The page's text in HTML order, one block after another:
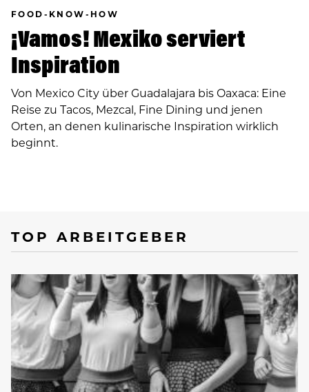
FOOD-KNOW-HOW
¡Vamos! Mexiko serviert
Inspiration
Von Mexico City über Guadalajara bis Oaxaca: Eine
Reise zu Tacos, Mezcal, Fine Dining und jenen
Orten, an denen kulinarische Inspiration wirklich
beginnt.
TOP ARBEITGEBER